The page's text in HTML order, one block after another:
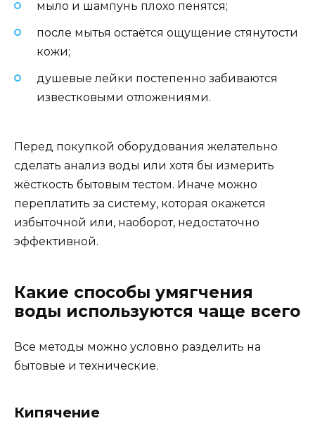
мыло и шампунь плохо пенятся;
после мытья остаётся ощущение стянутости
кожи;
душевые лейки постепенно забиваются
известковыми отложениями.
Перед покупкой оборудования желательно
сделать анализ воды или хотя бы измерить
жёсткость бытовым тестом. Иначе можно
переплатить за систему, которая окажется
избыточной или, наоборот, недостаточно
эффективной.
Какие способы умягчения
воды используются чаще всего
Все методы можно условно разделить на
бытовые и технические.
Кипячение